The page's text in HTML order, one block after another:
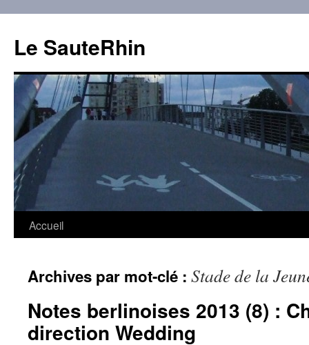
contenu
Le SauteRhin
Accueil
Archives par mot-clé : Stade de la
Notes berlinoises 2013 (8) :
direction Wedding